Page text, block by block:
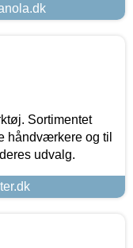
Sortimentet
håndværkere og til
udvalg.